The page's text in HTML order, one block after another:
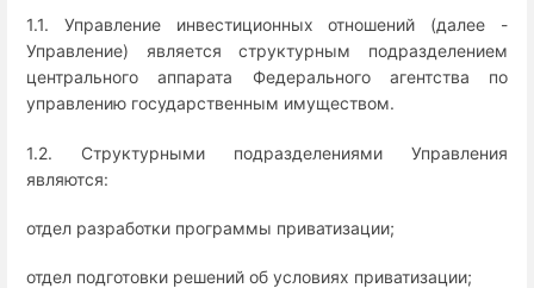
1.1. Управление инвестиционных отношений (далее -
Управление) является структурным подразделением
центрального аппарата Федерального агентства по
управлению государственным имуществом.
1.2. Структурными подразделениями Управления
являются:
отдел разработки программы приватизации;
отдел подготовки решений об условиях приватизации;